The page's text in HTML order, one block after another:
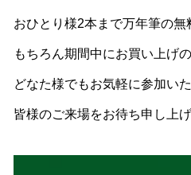
おひとり様2本まで万年筆の無
もちろん期間中にお買い上げ
どなた様でもお気軽に参加い
皆様のご来場をお待ち申し上